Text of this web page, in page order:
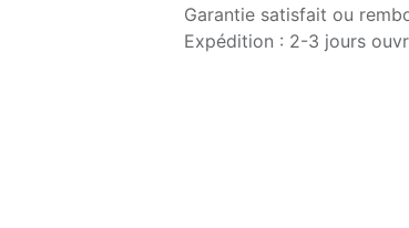
Garantie satisfait ou
Expédition : 2-3 jours